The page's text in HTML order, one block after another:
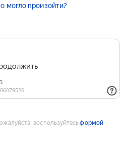
могло произойти?
воспользуйтесьформой